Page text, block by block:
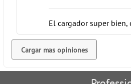
El cargador super
Cargar mas opiniones